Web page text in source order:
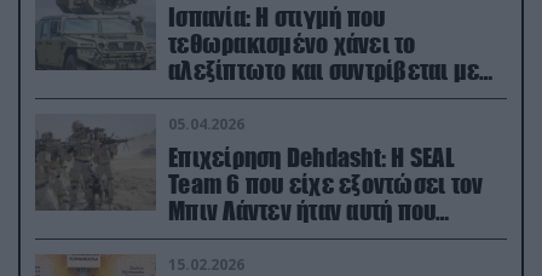
Ισπανία: Η στιγμή που
τεθωρακισμένο χάνει το
αλεξίπτωτο και συντρίβεται με
ορμή στο έδαφος (βίντεο)
05.04.2026
Επιχείρηση Dehdasht: Η SEAL
Team 6 που είχε εξοντώσει τον
Μπιν Λάντεν ήταν αυτή που
διέσωσε τον πιλότο του F-15
15.02.2026